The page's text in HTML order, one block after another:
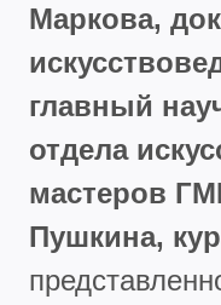
Маркова,
главный
отдела
мастеров
Пушкина,